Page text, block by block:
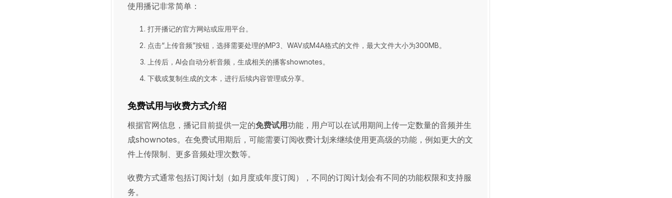
使用播记非常简单：
打开播记的官方网站或应用平台。
点击“上传音频”按钮，选择需要处理的MP3、WAV或M4A格式的文件，最大文件大小为300MB。
上传后，AI会自动分析音频，生成相关的播客shownotes。
下载或复制生成的文本，进行后续内容管理或分享。
免费试用与收费方式介绍
根据官网信息，播记目前提供一定的免费试用功能，用户可以在试用期间上传一定数量的音频并生
成shownotes。在免费试用期后，可能需要订阅收费计划来继续使用更高级的功能，例如更大的文
件上传限制、更多音频处理次数等。
收费方式通常包括订阅计划（如月度或年度订阅），不同的订阅计划会有不同的功能权限和支持服
务。